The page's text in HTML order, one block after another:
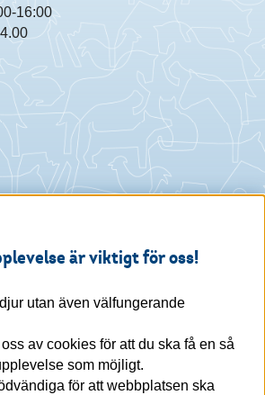
16:00
är viktigt för oss!
utan även välfungerande
av cookies för att du ska få en så
som möjligt.
för att webbplatsen ska